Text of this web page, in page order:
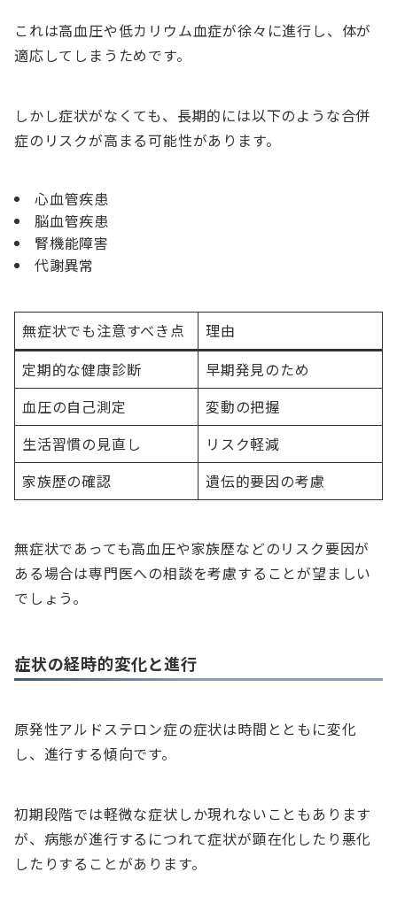
これは高血圧や低カリウム血症が徐々に進行し、体が
適応してしまうためです。
しかし症状がなくても、長期的には以下のような合併
症のリスクが高まる可能性があります。
心血管疾患
脳血管疾患
腎機能障害
代謝異常
無症状でも注意すべき点
理由
定期的な健康診断
早期発見のため
血圧の自己測定
変動の把握
生活習慣の見直し
リスク軽減
家族歴の確認
遺伝的要因の考慮
無症状であっても高血圧や家族歴などのリスク要因が
ある場合は専門医への相談を考慮することが望ましい
でしょう。
症状の経時的変化と進行
原発性アルドステロン症の症状は時間とともに変化
し、進行する傾向です。
初期段階では軽微な症状しか現れないこともあります
が、病態が進行するにつれて症状が顕在化したり悪化
したりすることがあります。